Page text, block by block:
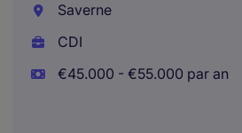
Saverne
CDI
€45.000 - €55.000 par an